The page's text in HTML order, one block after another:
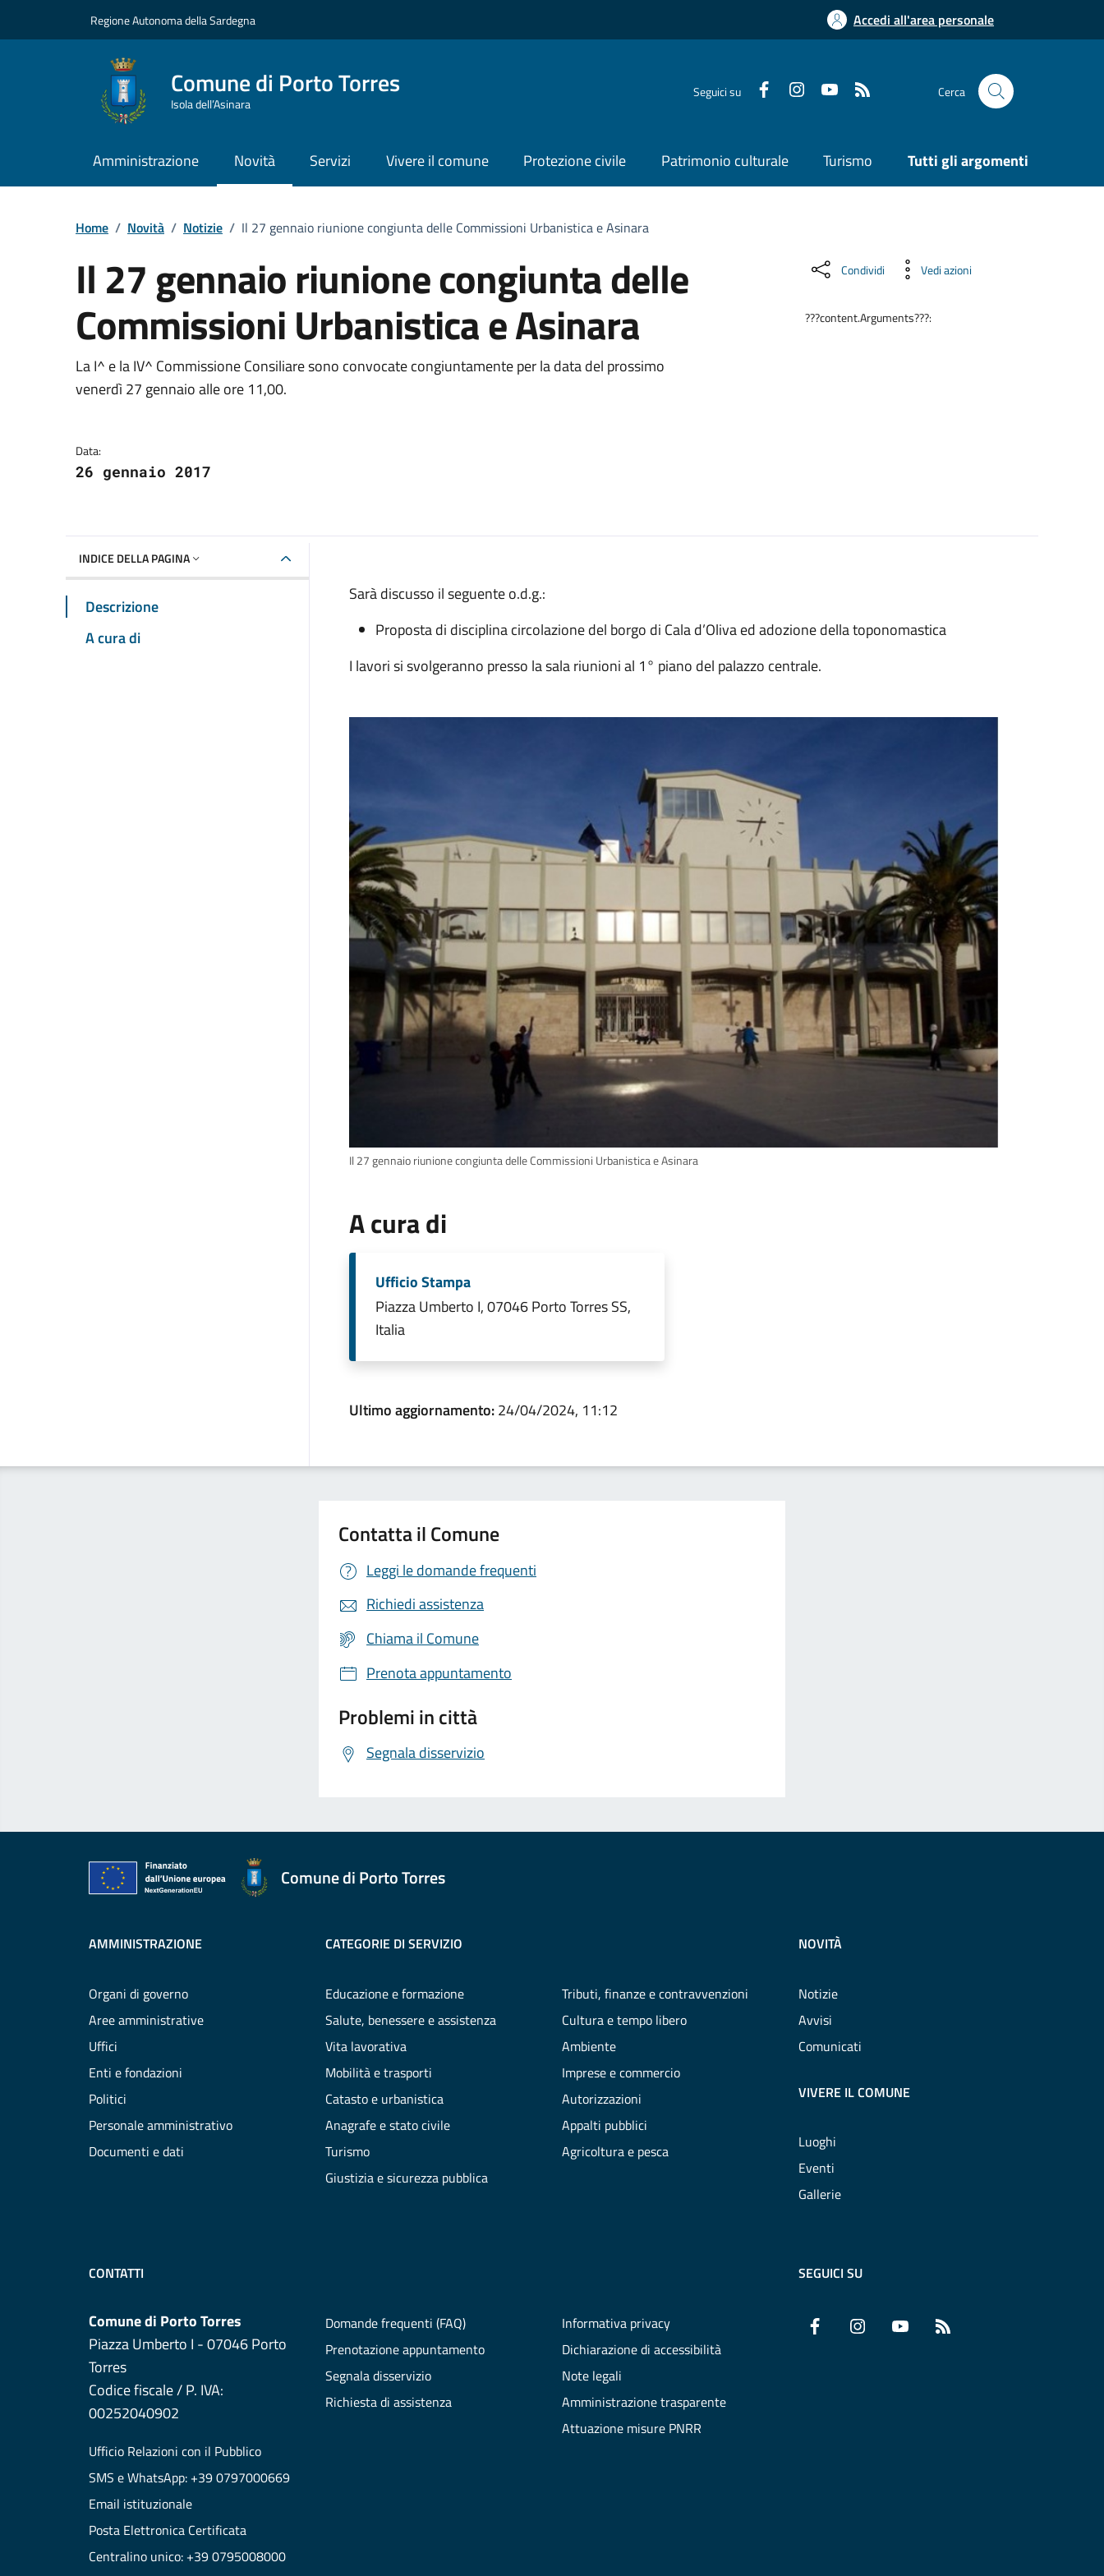
Regione Autonoma della Sardegna Accedi all'area personale
Comune di Porto Torres
Isola dell’Asinara
Seguici su Cerca
Amministrazione Novità Servizi Vivere il comune Protezione civile Patrimonio culturale Turismo Tutti gli argomenti
Home / Novità / Notizie / Il 27 gennaio riunione congiunta delle Commissioni Urbanistica e Asinara
Il 27 gennaio riunione congiunta delle
Commissioni Urbanistica e Asinara
Dettagli della notizia
La I^ e la IV^ Commissione Consiliare sono convocate congiuntamente per la data del prossimo
venerdì 27 gennaio alle ore 11,00.
Data:
26 gennaio 2017
Condividi Vedi azioni
???content.Arguments???:
INDICE DELLA PAGINA
Descrizione
A cura di
Sarà discusso il seguente o.d.g.:
Proposta di disciplina circolazione del borgo di Cala d’Oliva ed adozione della toponomastica
I lavori si svolgeranno presso la sala riunioni al 1° piano del palazzo centrale.
Il 27 gennaio riunione congiunta delle Commissioni Urbanistica e Asinara
A cura di
Ufficio Stampa
Piazza Umberto I, 07046 Porto Torres SS,
Italia
Ultimo aggiornamento:24/04/2024, 11:12
Contatta il Comune
Leggi le domande frequenti
Richiedi assistenza
Chiama il Comune
Prenota appuntamento
Problemi in città
Segnala disservizio
Comune di Porto Torres
AMMINISTRAZIONE
Organi di governo
Aree amministrative
Uffici
Enti e fondazioni
Politici
Personale amministrativo
Documenti e dati
CATEGORIE DI SERVIZIO
Educazione e formazione
Salute, benessere e assistenza
Vita lavorativa
Mobilità e trasporti
Catasto e urbanistica
Anagrafe e stato civile
Turismo
Giustizia e sicurezza pubblica
Tributi, finanze e contravvenzioni
Cultura e tempo libero
Ambiente
Imprese e commercio
Autorizzazioni
Appalti pubblici
Agricoltura e pesca
NOVITÀ
Notizie
Avvisi
Comunicati
VIVERE IL COMUNE
Luoghi
Eventi
Gallerie
CONTATTI
Comune di Porto Torres
Piazza Umberto I - 07046 Porto
Torres
Codice fiscale / P. IVA:
00252040902
Ufficio Relazioni con il Pubblico
SMS e WhatsApp: +39 0797000669
Email istituzionale
Posta Elettronica Certificata
Centralino unico: +39 0795008000
Domande frequenti (FAQ)
Prenotazione appuntamento
Segnala disservizio
Richiesta di assistenza
Informativa privacy
Dichiarazione di accessibilità
Note legali
Amministrazione trasparente
Attuazione misure PNRR
SEGUICI SU
Facebook InstagramYouTube